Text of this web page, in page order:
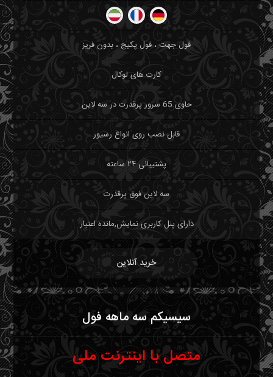
فول جهت ، فول پکیج ، بدون فریز
کارت های لوکال
حاوی 65 سرور پرقدرت در سه لاین
قابل نصب روی انواع رسیور
پشتیبانی ۲۴ ساعته
سه لاین فوق پرقدرت
دارای پنل کاربری نمایش,مانده اعتبار
خرید آنلاین
سیسیکم سه ماهه فول
متصل با اینترنت ملی